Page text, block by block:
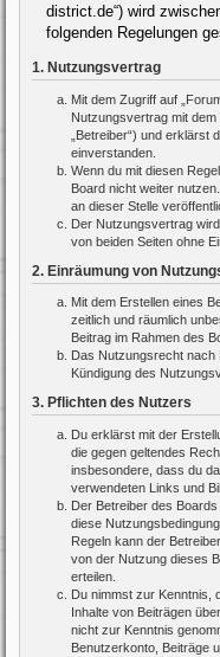
district.de“) wird
folgenden Regelungen
1. Nutzungsvertrag
Mit dem Zugriff auf
Nutzungsvertrag mit
„Betreiber“) und erklärst
einverstanden.
Wenn du mit diesen
Board nicht weiter
an dieser Stelle
Der Nutzungsvertrag
von beiden Seiten ohne
2. Einräumung von
Mit dem Erstellen eines
zeitlich und räumlich
Beitrag im Rahmen des
Das Nutzungsrecht
Kündigung des
3. Pflichten des Nutzers
Du erklärst mit der
die gegen geltendes
insbesondere, dass du
verwendeten Links und
Der Betreiber des
diese
Regeln kann der
von der Nutzung dieses
erteilen.
Du nimmst zur Kenntnis,
Inhalte von Beiträgen
nicht zur Kenntnis
Benutzerkonto, Beiträge